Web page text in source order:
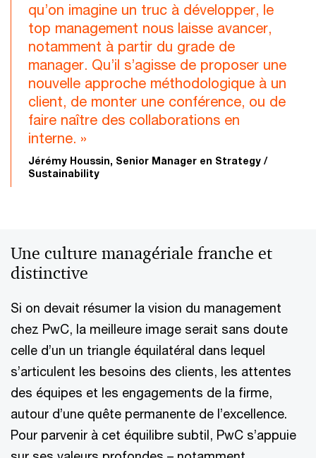
qu’on imagine un truc à développer, le
top management nous laisse avancer,
notamment à partir du grade de
manager. Qu’il s’agisse de proposer une
nouvelle approche méthodologique à un
client, de monter une conférence, ou de
faire naître des collaborations en
interne. »
Jérémy Houssin, Senior Manager en Strategy /
Sustainability
Une culture managériale franche et
distinctive
Si on devait résumer la vision du management
chez PwC, la meilleure image serait sans doute
celle d’un un triangle équilatéral dans lequel
s’articulent les besoins des clients, les attentes
des équipes et les engagements de la firme,
autour d’une quête permanente de l’excellence.
Pour parvenir à cet équilibre subtil, PwC s’appuie